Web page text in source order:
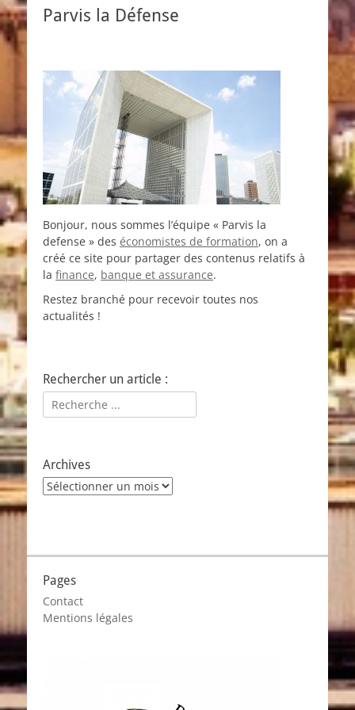
Parvis la Défense
Bonjour, nous sommes l’équipe « Parvis la
defense » des économistes de formation, on a
créé ce site pour partager des contenus relatifs à
la finance, banque et assurance.
Restez branché pour recevoir toutes nos
actualités !
Rechercher un article :
Rechercher :
Archives
Archives
Pages
Contact
Mentions légales